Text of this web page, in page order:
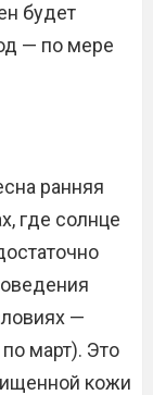
будет
— по мере
ранняя
где солнце
—
март). Это
кожи